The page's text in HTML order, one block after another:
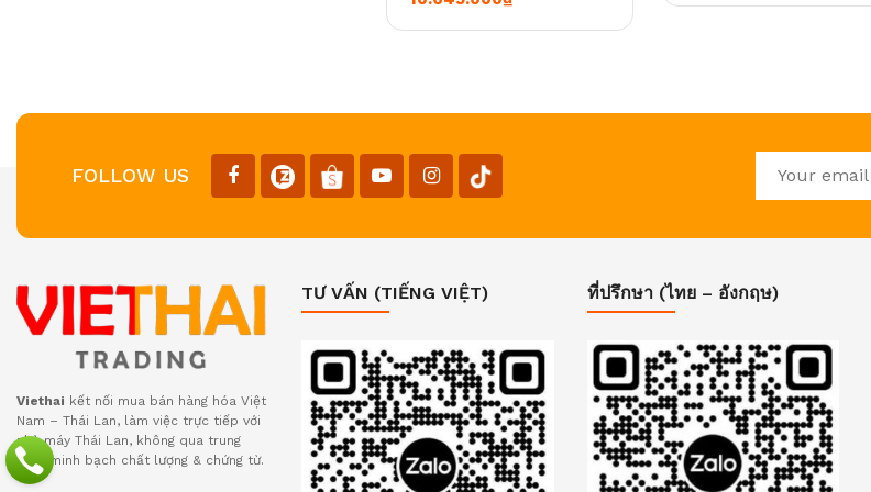
FOLLOW US
Viethai kết nối mua bán hàng hóa Việt
Nam – Thái Lan, làm việc trực tiếp với
nhà máy Thái Lan, không qua trung
gian, minh bạch chất lượng & chứng từ.
TƯ VẤN (TIẾNG VIỆT) ที่ปรึกษา (ไทย – อังกฤษ)